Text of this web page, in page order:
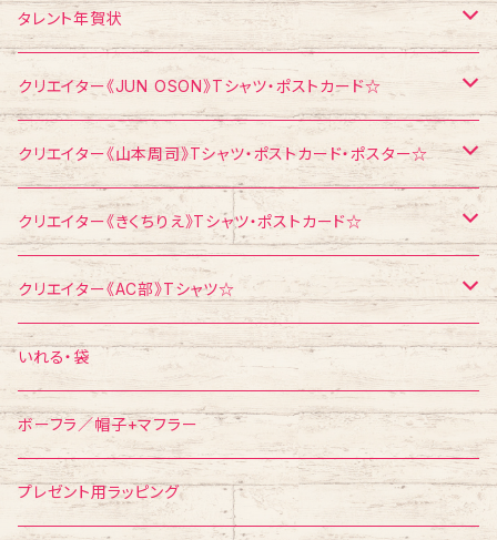
飛び出すカード
メモ帳
ポストカード
メモ帳
Tシャツ
ポストカード
タレント年賀状
江頭2：50
稲川淳二
浅見千代子
エスパー伊東
クリエイター《JUN OSON》Tシャツ・ポストカード☆
Tシャツ
ポストカード
クリエイター《山本周司》Tシャツ・ポストカード・ポスター☆
Tシャツ
ポストカード
ポスター
クリエイター《きくちりえ》Tシャツ・ポストカード☆
Tシャツ
ポストカード
クリエイター《AC部》Tシャツ☆
Tシャツ
いれる・袋
ボーフラ／帽子+マフラー
プレゼント用ラッピング